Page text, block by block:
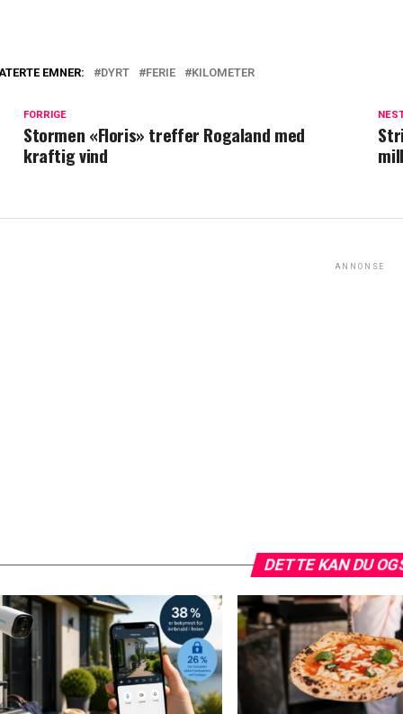
EMNER: DYRT FERIE KILOMETER
FORRIGE
Stormen «Floris» treffer Rogaland med
kraftig vind
ANNONSE
DETTE KAN DU